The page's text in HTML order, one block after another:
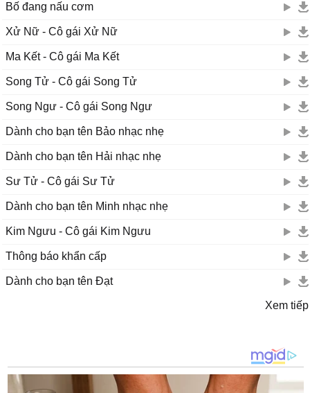
Bố đang nấu cơm
Xử Nữ - Cô gái Xử Nữ
Ma Kết - Cô gái Ma Kết
Song Tử - Cô gái Song Tử
Song Ngư - Cô gái Song Ngư
Dành cho bạn tên Bảo nhạc nhẹ
Dành cho bạn tên Hải nhạc nhẹ
Sư Tử - Cô gái Sư Tử
Dành cho bạn tên Minh nhạc nhẹ
Kim Ngưu - Cô gái Kim Ngưu
Thông báo khẩn cấp
Dành cho bạn tên Đạt
Xem tiếp